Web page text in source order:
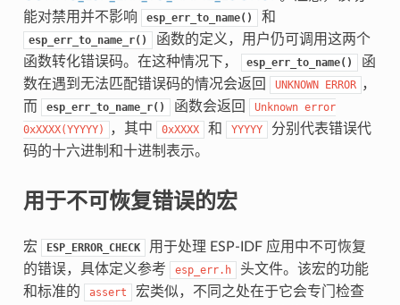
能对禁用并不影响
esp_err_to_name() 和
esp_err_to_name_r()
函数的定义，用户仍可调用这两个
函数转化错误码。在这种情况下，
esp_err_to_name()
函
数在遇到无法匹配错误码的情况会返回
UNKNOWN ERROR ，
而
esp_err_to_name_r() 函数会返回 Unknown error
0xXXXX(YYYYY)
，其中 0xXXXX 和 YYYYY
分别代表错误代
码的十六进制和十进制表示。
用于不可恢复错误的宏
宏 ESP_ERROR_CHECK
用于处理 ESP-IDF 应用中不可恢复
的错误，具体定义参考
esp_err.h
头文件。该宏的功能
和标准的
assert 宏类似，不同之处在于它会专门检查